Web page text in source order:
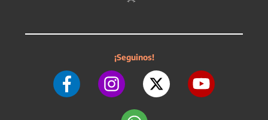
¡Seguinos!